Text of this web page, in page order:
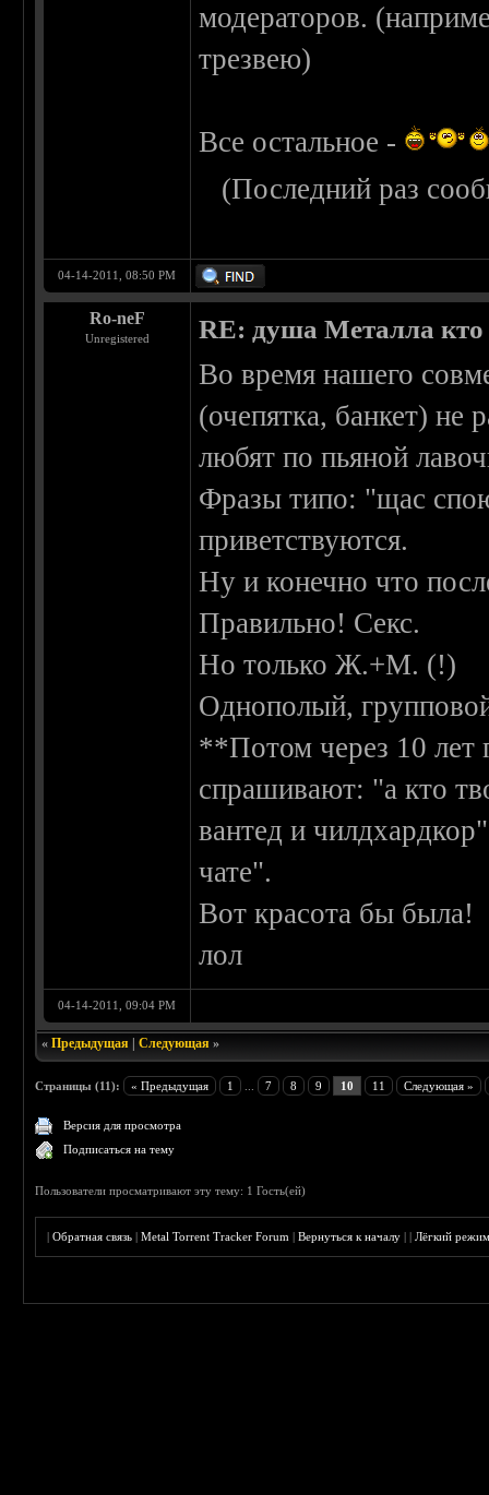
модераторов.
трезвею)
Все остальное -
(Последний раз
04-14-2011, 08:50 PM
Ro-neF
Unregistered RE: душа Металла кто
Во время нашего
(очепятка, банкет) не
любят по пьяной
Фразы типо: "щас
приветствуются.
Ну и конечно что
Правильно! Секс.
Но только Ж.+М. (!)
Однополый,
**Потом через 10 лет
спрашивают: "а кто
вантед и
чате".
Вот красота бы была!
лол
04-14-2011, 09:04 PM
«Предыдущая |Следующая »
Страницы (11): « Предыдущая 1 7 8 9 10 11 Следующая »
Версия для просмотра
Подписаться на тему
Пользователи просматривают эту тему: 1 Гость(ей)
|Обратная связь |Metal Torrent Tracker Forum |Вернуться к началу ||Лёгкий